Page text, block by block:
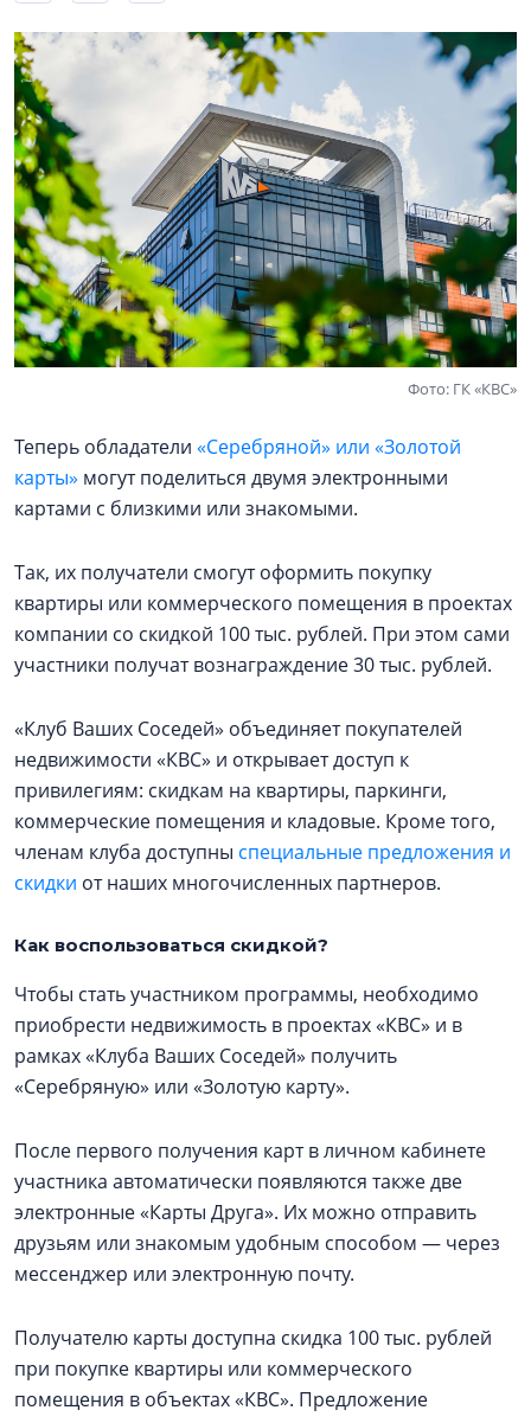
Фото: ГК «КВС»
Теперь обладатели «Серебряной» или «Золотой
карты» могут поделиться двумя электронными
картами с близкими или знакомыми.
Так, их получатели смогут оформить покупку
квартиры или коммерческого помещения в проектах
компании со скидкой 100 тыс. рублей. При этом сами
участники получат вознаграждение 30 тыс. рублей.
«Клуб Ваших Соседей» объединяет покупателей
недвижимости «КВС» и открывает доступ к
привилегиям: скидкам на квартиры, паркинги,
коммерческие помещения и кладовые. Кроме того,
членам клуба доступны специальные предложения и
скидки от наших многочисленных партнеров.
Как воспользоваться скидкой?
Чтобы стать участником программы, необходимо
приобрести недвижимость в проектах «КВС» и в
рамках «Клуба Ваших Соседей» получить
«Серебряную» или «Золотую карту».
После первого получения карт в личном кабинете
участника автоматически появляются также две
электронные «Карты Друга». Их можно отправить
друзьям или знакомым удобным способом — через
мессенджер или электронную почту.
Получателю карты доступна скидка 100 тыс. рублей
при покупке квартиры или коммерческого
помещения в объектах «КВС». Предложение